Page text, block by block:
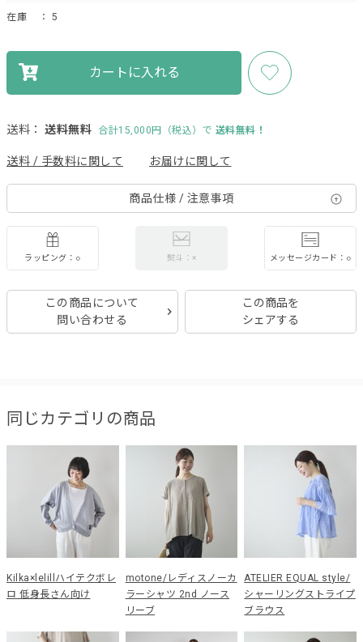
在庫 ： 5
カートに入れる
送料： 送料無料 合計15,000円（税込）で 送料無料！
送料 / 手数料に関して お届けに関して
商品仕様 / 注意事項
ラッピング：○ 熨斗：× メッセージカード：○
この商品について
問い合わせる
この商品を
シェアする
同じカテゴリの商品
Kilka×lelillハイテクボレ
ロ 低身長さん向け
motone/レディスノーカ
ラーシャツ 2nd ノース
リーブ
ATELIER EQUAL style/
シャーリングストライプ
ブラウス